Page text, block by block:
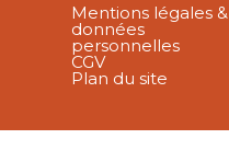
Mentions légales &
données
personnelles
CGV
Plan du site